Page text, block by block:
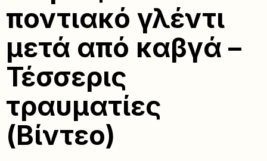
ποντιακό γλέντι
μετά από καβγά –
Τέσσερις
τραυματίες
(Βίντεο)